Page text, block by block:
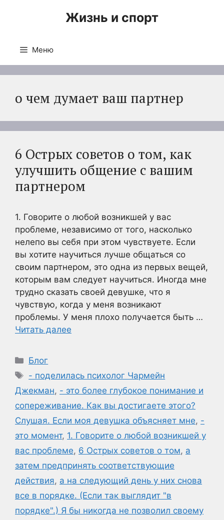
Жизнь и спорт
Меню
о чем думает ваш партнер
6 Острых советов о том, как
улучшить общение с вашим
партнером
1. Говорите о любой возникшей у вас
проблеме, независимо от того, насколько
нелепо вы себя при этом чувствуете. Если
вы хотите научиться лучше общаться со
своим партнером, это одна из первых вещей,
которым вам следует научиться. Иногда мне
трудно сказать своей девушке, что я
чувствую, когда у меня возникают
проблемы. У меня плохо получается быть …
Читать далее
Рубрики
Блог
Метки
- поделилась психолог Чармейн
Джекман, - это более глубокое понимание и
сопереживание. Как вы достигаете этого?
Слушая. Если моя девушка объясняет мне, -
это момент, 1. Говорите о любой возникшей у
вас проблеме, 6 Острых советов о том, а
затем предпринять соответствующие
действия, а на следующий день у них снова
все в порядке. (Если так выглядит "в
порядке".) Я бы никогда не позволил своему